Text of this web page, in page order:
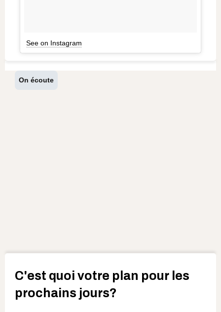
See on Instagram
On écoute
C'est quoi votre plan pour les
prochains jours?